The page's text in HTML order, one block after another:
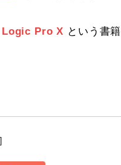
Logic Pro X という書籍